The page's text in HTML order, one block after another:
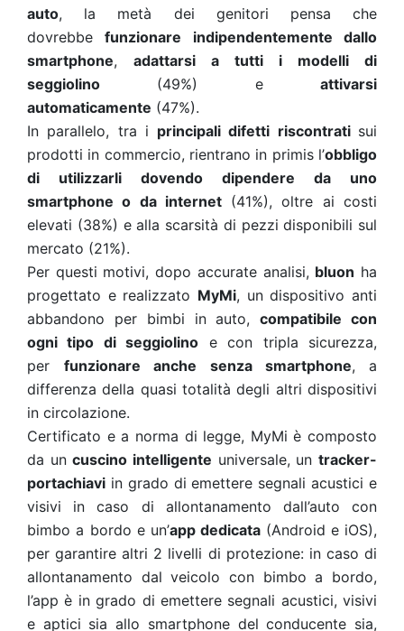
auto, la metà dei genitori pensa che
dovrebbefunzionare indipendentemente dallo
smartphone, adattarsi a tutti i modelli di
seggiolino (49%) e attivarsi
automaticamente (47%).
In parallelo, tra i principali difetti riscontrati sui
prodotti in commercio, rientrano in primis l’obbligo
di utilizzarli dovendo dipendere da uno
smartphone o da internet(41%), oltre ai costi
elevati (38%) e alla scarsità di pezzi disponibili sul
mercato (21%).
Per questi motivi, dopo accurate analisi, bluon ha
progettato e realizzato MyMi, un dispositivo anti
abbandono per bimbi in auto,compatibile con
ogni tipo di seggiolino e con tripla sicurezza,
per funzionare anche senza smartphone,
a
differenza della quasi totalità degli altri dispositivi
in circolazione.
Certificato e a norma di legge, MyMi è composto
da uncuscino intelligente universale, untracker-
portachiavi in grado di emettere segnali acustici e
visivi in caso di allontanamento dall’auto con
bimbo a bordo e un’app dedicata (Android e iOS),
per garantire altri 2 livelli di protezione: in caso di
allontanamento dal veicolo con bimbo a bordo,
l’app è in grado di emettere segnali acustici, visivi
e aptici sia allo smartphone del conducente sia,